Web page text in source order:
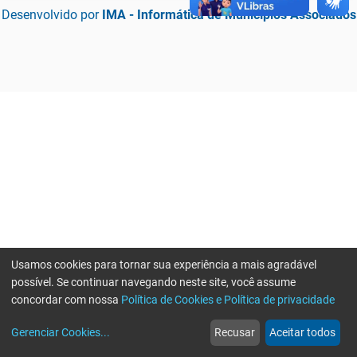
Desenvolvido por IMA - Informática de Municípios Associados
web
Notícias
more_horiz
Mais
Usamos cookies para tornar sua experiência a mais agradável
possível. Se continuar navegando neste site, você assume
concordar com nossa Política de Cookies e Política de privacidade
Gerenciar Cookies... Recusar Aceitar todos
Erro ao enviar informações, por favor tente novamente